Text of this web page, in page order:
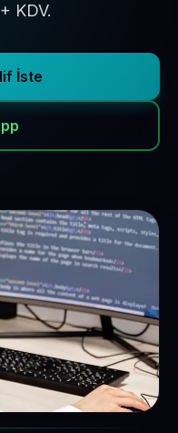
KDV.
İste